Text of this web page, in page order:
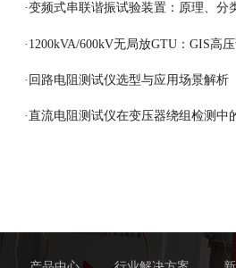
·变频式串联谐振试验装置：原理、分
· 1200kVA/600kV无局放GTU：GIS高
· 回路电阻测试仪选型与应用场景解析
·直流电阻测试仪在变压器绕组检测中